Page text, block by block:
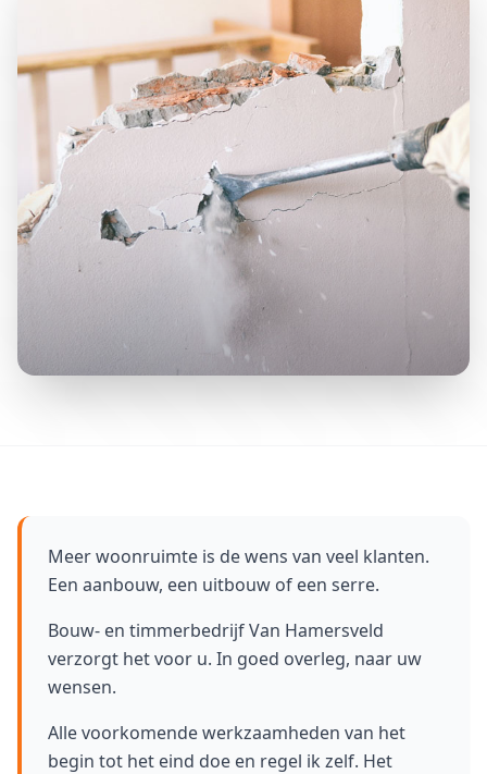
Meer woonruimte is de wens van veel klanten.
Een aanbouw, een uitbouw of een serre.
Bouw- en timmerbedrijf Van Hamersveld
verzorgt het voor u. In goed overleg, naar uw
wensen.
Alle voorkomende werkzaamheden van het
begin tot het eind doe en regel ik zelf. Het